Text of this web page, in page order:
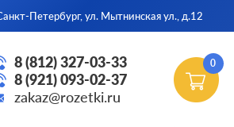
Петербург, ул. Мытнинская ул., д.12
8 (812) 327-03-33
8 (921) 093-02-37
zakaz@rozetki.ru
0